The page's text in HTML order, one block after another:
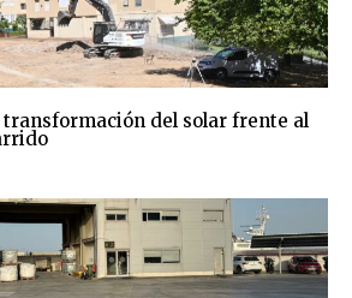
del solar frente al